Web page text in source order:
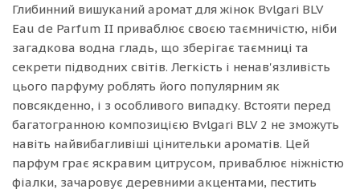
Глибинний вишуканий аромат для жінок Bvlgari BLV
Eau de Parfum II приваблює своєю таємничістю, ніби
загадкова водна гладь, що зберігає таємниці та
секрети підводних світів. Легкість і ненав'язливість
цього парфуму роблять його популярним як
повсякденно, і з особливого випадку. Встояти перед
багатогранною композицією Bvlgari BLV 2 не зможуть
навіть найвибагливіші цінительки ароматів. Цей
парфум грає яскравим цитрусом, приваблює ніжністю
фіалки, зачаровує деревними акцентами, пестить